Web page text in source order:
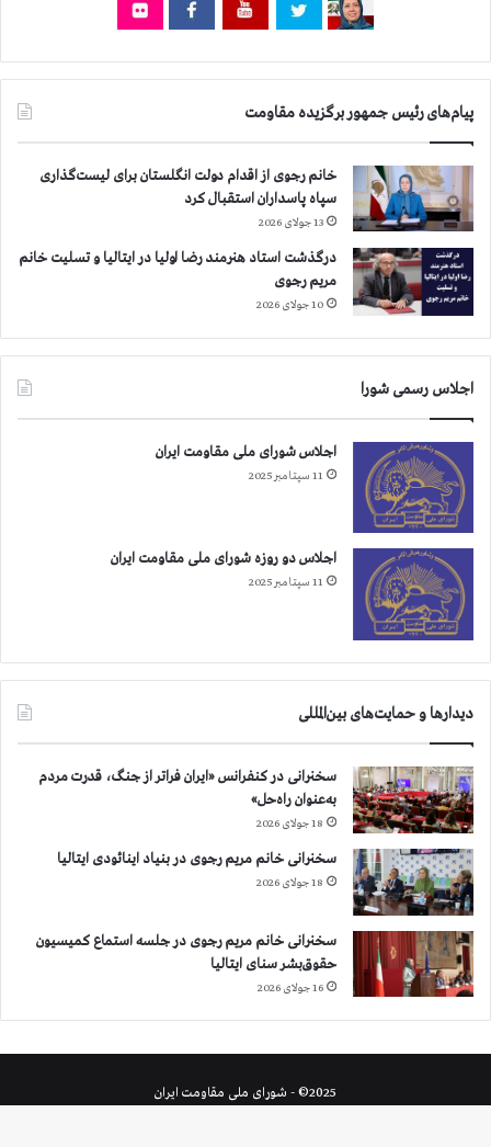
پیام‌های رئیس جمهور برگزیده مقاومت
خانم رجوی از اقدام دولت انگلستان برای لیست‌گذاری
سپاه پاسداران استقبال کرد
13 جولای 2026
درگذشت استاد هنرمند رضا اولیا در ایتالیا و تسلیت خانم
مریم رجوی
10 جولای 2026
اجلاس رسمی شورا
اجلاس شورای ملی مقاومت ایران
11 سپتامبر 2025
اجلاس دو روزه شورای ملی مقاومت ایران
11 سپتامبر 2025
دیدارها و حمایت‌های بین‌المللی
سخنرانی در کنفرانس «ایران فراتر از جنگ، قدرت مردم
به‌عنوان راه‌حل»
18 جولای 2026
سخنرانی خانم مریم رجوی در بنیاد اینائودی ایتالیا
18 جولای 2026
سخنرانی خانم مریم رجوی در جلسه استماع کمیسیون
حقوق‌بشر سنای ایتالیا
16 جولای 2026
2025© - شورای ملی مقاومت ایران